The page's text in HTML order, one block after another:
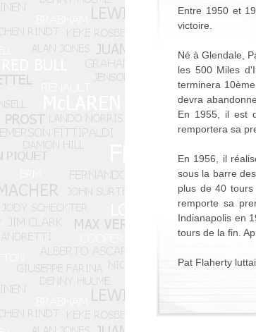
Entre 1950 et
victoire.
Né à Glendale,
les 500 Miles
terminera
devra
En 1955, il est
remportera sa
En 1956, il
sous la barre
plus de 40
remporte sa
Indianapolis en
tours de la fin.
Pat Flaherty